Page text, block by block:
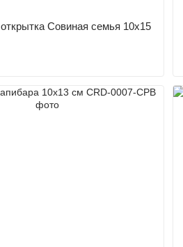
Совиная семья 10х15